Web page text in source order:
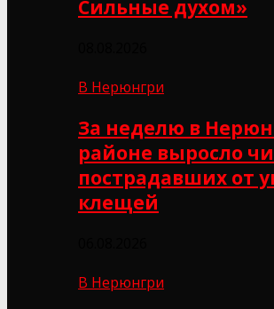
Сильные духом»
В Нерюнгри
За неделю в
районе выросло
пострадавших от
клещей
В Нерюнгри